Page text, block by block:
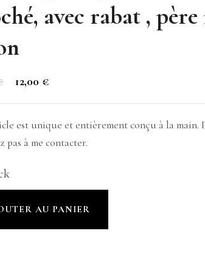
avec rabat ,
Le
prix
initial
était :
12,00 €
prix
est :
est unique et entièrement conçu à la main.
pas à me contacter.
AU PANIER